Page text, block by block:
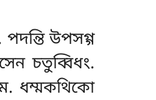
উপসগ্গ
চতুব্বিধং.
ধম্মকথিকো